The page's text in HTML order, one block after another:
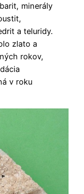
minerály
a teluridy.
zlato a
rokov,
v roku